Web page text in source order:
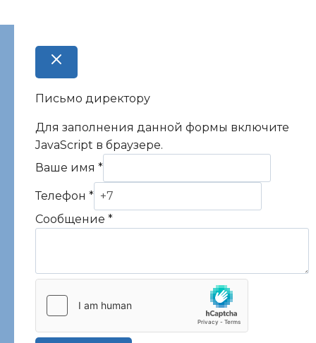
Письмо директору
Для заполнения данной формы включите
JavaScript в браузере.
Ваше имя *
Телефон *
Сообщение *